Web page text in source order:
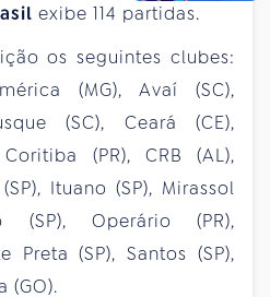
exibe 114 partidas.
os seguintes clubes:
(MG), Avaí (SC),
(SC), Ceará (CE),
(PR), CRB (AL),
Ituano (SP), Mirassol
(SP), Operário (PR),
Preta (SP), Santos (SP),
(GO).